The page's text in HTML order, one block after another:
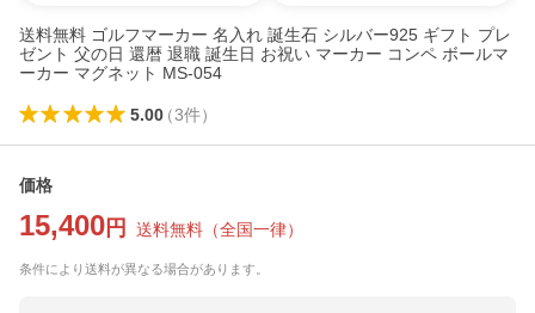
送料無料 ゴルフマーカー 名入れ 誕生石 シルバー925 ギフト プレ
ゼント 父の日 還暦 退職 誕生日 お祝い マーカー コンペ ボールマ
ーカー マグネット MS-054
5.00（3件）
価格
15,400 円 送料無料 （全国一律）
条件により送料が異なる場合があります。